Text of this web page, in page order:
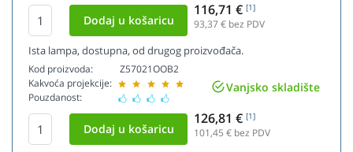
116,71 € [1]
93,37 € bez PDV
Ista lampa, dostupna, od drugog proizvođača.
Kod proizvoda:
Kakvoća projekcije:
Pouzdanost:
Z57021OOB2
Vanjsko skladište
126,81 € [1]
101,45 € bez PDV